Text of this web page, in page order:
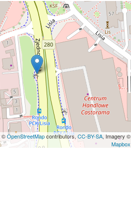
©OpenStreetMapcontributors, CC-BY-SA, Imagery ©
Mapbox